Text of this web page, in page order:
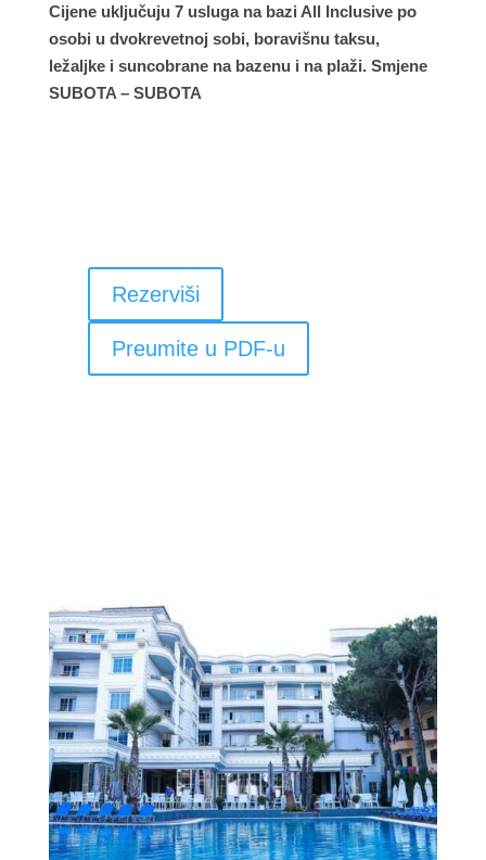
Cijene uključuju 7 usluga na bazi All Inclusive po
osobi u dvokrevetnoj sobi, boravišnu taksu,
ležaljke i suncobrane na bazenu i na plaži. Smjene
SUBOTA – SUBOTA
Rezerviši
Preumite u PDF-u